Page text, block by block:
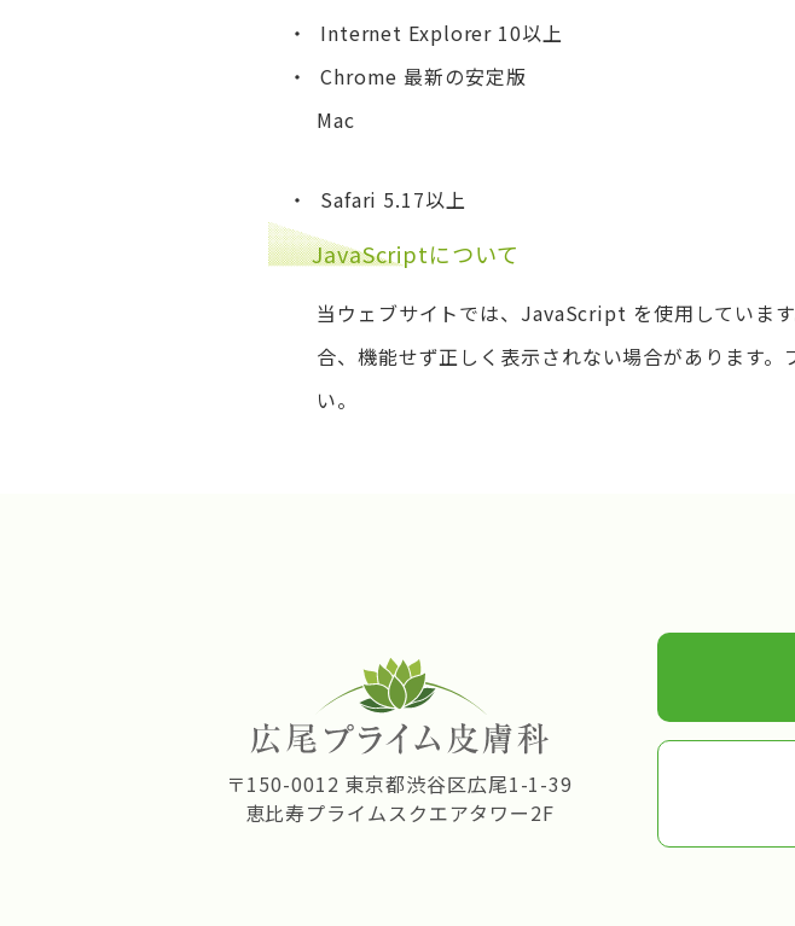
Internet Explorer 10以上
Chrome 最新の安定版
Mac
Safari 5.17以上
JavaScriptについて
当ウェブサイトでは、JavaScript を使用していま
合、機能せず正しく表示されない場合があります
い。
〒150-0012 東京都渋谷区広尾1-1-39
恵比寿プライムスクエアタワー2F